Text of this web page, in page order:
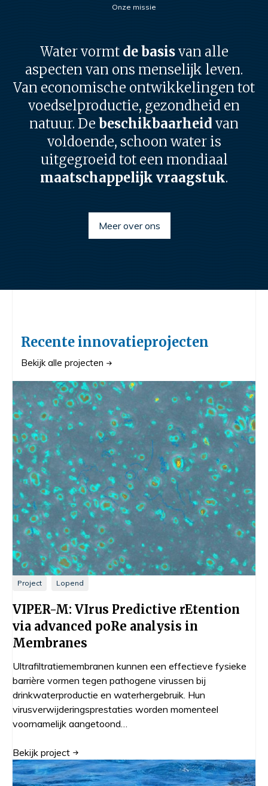
Onze missie
Water vormt de basisvan alle
aspecten van ons menselijk leven.
Van economische ontwikkelingen tot
voedselproductie, gezondheid en
natuur. De beschikbaarheid van
voldoende, schoon water is
uitgegroeid tot een mondiaal
maatschappelijk vraagstuk.
Meer over ons
Recente innovatieprojecten
Bekijk alle projecten
Project Lopend
VIPER-M: VIrus Predictive rEtention
via advanced poRe analysis in
Membranes
Ultrafiltratiemembranen kunnen een effectieve fysieke
barrière vormen tegen pathogene virussen bij
drinkwaterproductie en waterhergebruik. Hun
virusverwijderingsprestaties worden momenteel
voornamelijk aangetoond…
Bekijk project